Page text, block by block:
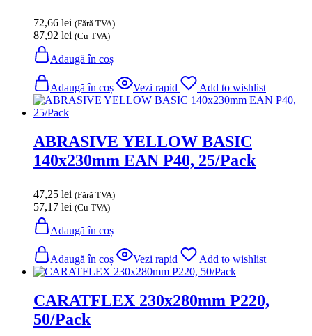
72,66 lei (Fără TVA)
87,92 lei (Cu TVA)
Adaugă în coș
Adaugă în coș Vezi rapid Add to wishlist
ABRASIVE YELLOW BASIC
140x230mm EAN P40, 25/Pack
47,25 lei (Fără TVA)
57,17 lei (Cu TVA)
Adaugă în coș
Adaugă în coș Vezi rapid Add to wishlist
CARATFLEX 230x280mm P220,
50/Pack